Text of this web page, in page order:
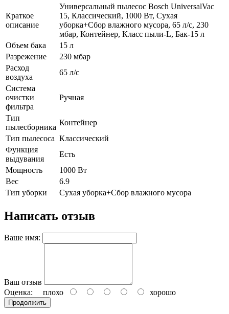
Краткое
описание
Универсальный пылесос Bosch UniversalVac
15, Классический, 1000 Вт, Сухая
уборка+Сбор влажного мусора, 65 л/с, 230
мбар, Контейнер, Класс пыли-L, Бак-15 л
Объем бака
15 л
Разрежение
230 мбар
Расход
воздуха
65 л/с
Система
очистки
фильтра
Ручная
Тип
пылесборника
Контейнер
Тип пылесоса Классический
Функция
выдувания
Есть
Мощность
1000 Вт
Вес
6.9
Тип уборки
Сухая уборка+Сбор влажного мусора
Написать отзыв
Ваше имя:
Ваш отзыв
Оценка: плохо хорошо
Продолжить